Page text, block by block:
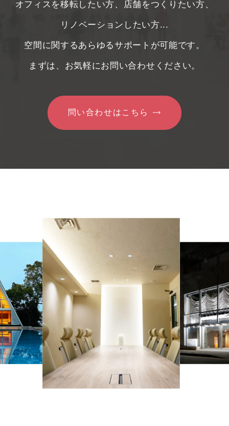
オフィスを移転したい方、店舗をつくりたい方、
リノベーションしたい方...
空間に関するあらゆるサポートが可能です。
まずは、お気軽にお問い合わせください。
問い合わせはこちら